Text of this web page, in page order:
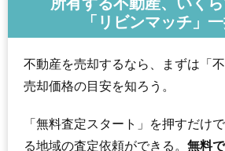
所有する不動産、いく
「リビンマッチ」
不動産を売却するなら、まずは「
売却価格の目安を知ろう。
「無料査定スタート」を押すだけ
る地域の査定依頼ができる。 無料